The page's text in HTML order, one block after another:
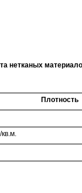
нетканых
Плотность